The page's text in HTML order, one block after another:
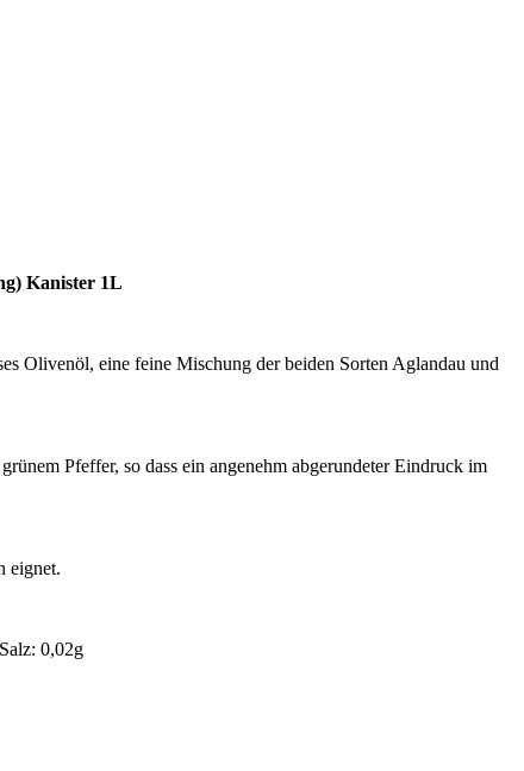
Kanister 1L
Olivenöl, eine feine Mischung der beiden Sorten Aglandau und
Pfeffer, so dass ein angenehm abgerundeter Eindruck im
eignet.
0,02g